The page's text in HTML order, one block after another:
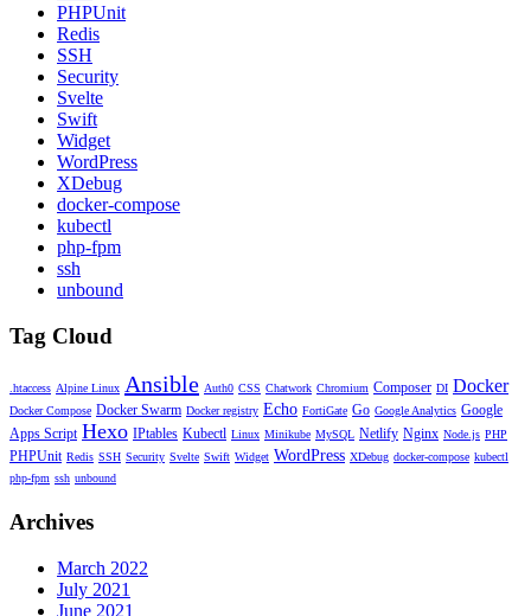
PHPUnit
Redis
SSH
Security
Svelte
Swift
Widget
WordPress
XDebug
docker-compose
kubectl
php-fpm
ssh
unbound
Tag Cloud
.htaccess Alpine Linux Ansible Auth0 CSS Chatwork Chromium Composer DI Docker
Docker Compose Docker Swarm Docker registry Echo FortiGate Go Google Analytics Google
Apps Script Hexo IPtables Kubectl Linux Minikube MySQL Netlify Nginx Node.js PHP
PHPUnit Redis SSH Security Svelte Swift Widget WordPress XDebug docker-compose kubectl
php-fpm ssh unbound
Archives
March 2022
July 2021
June 2021